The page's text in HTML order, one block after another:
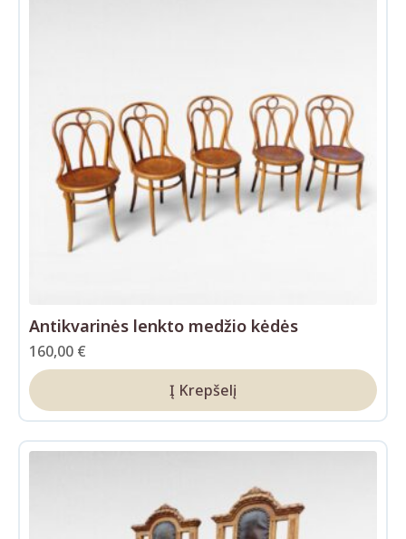
Antikvarinės lenkto medžio kėdės
160,00 €
Į Krepšelį